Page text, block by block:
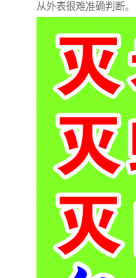
从外表很难准确判断。